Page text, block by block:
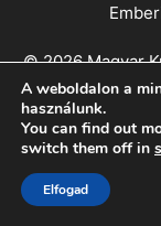
© 2026 Magyar
A weboldalon a
használunk.
You can find out
switch them off in
Elfogad